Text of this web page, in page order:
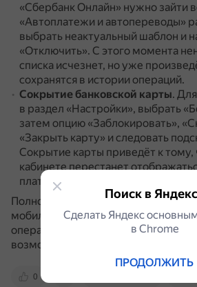
«Сбербанк Онлайн» нужно зайти
«Автоплатежи и автопереводы»
выбрать неактуальный шаблон и
«Отключить». С этого момента
списка исчезнет, но уже
сохранятся в истории операций.
Сокрытие банковской карты.
в раздел «Настройки», выбрать
затем опцию «Заблокировать»,
«Закрыть карту» и следовать
Сокрытие карты приведёт к тому,
кабинете перестанет
платежей.
Полностью удалить всю историю
мобильных приложениях нельзя.
операцией указывается её статус,
возможность удаления записи.
0
Поиск в
Сделать Яндекс
в Сhrome
ПРОДОЛЖИТЬ